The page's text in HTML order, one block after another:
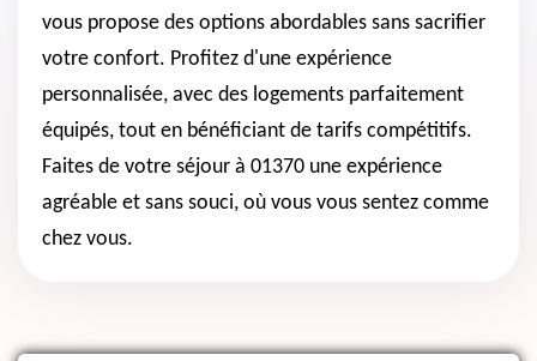
vous propose des options abordables sans sacrifier
votre confort. Profitez d'une expérience
personnalisée, avec des logements parfaitement
équipés, tout en bénéficiant de tarifs compétitifs.
Faites de votre séjour à 01370 une expérience
agréable et sans souci, où vous vous sentez comme
chez vous.